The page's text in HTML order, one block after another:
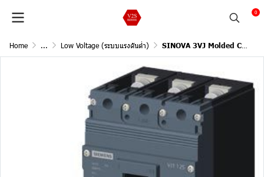
0
Home ... Low Voltage (ระบบแรงดันต่ำ) SINOVA 3VJ Molded Case Circuit Breakers / 3Pole, 36kA@415V AC, 50/60Hz /Current In 50A (Adjust L 40-50A )